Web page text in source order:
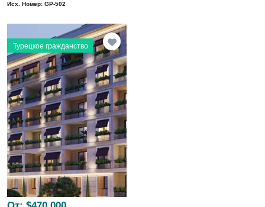
Исх. Номер: GP-502
Турецкое гражданство